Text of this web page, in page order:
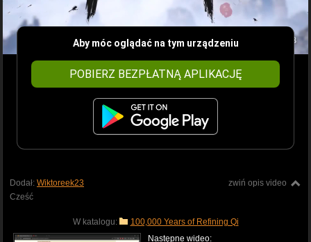
Aby móc oglądać na tym urządzeniu
POBIERZ BEZPŁATNĄ APLIKACJĘ
zwiń opis video
Dodał: Wiktoreek23
Cześć
W katalogu: 100,000 Years of Refining Qi
Następne wideo: